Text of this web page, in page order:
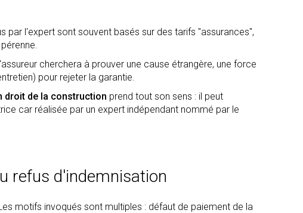
par l'expert sont souvent basés sur des tarifs "assurances",
cherchera à prouver une cause étrangère, une force
pour rejeter la garantie.
droit de la construction prend tout son sens : il peut
car réalisée par un expert indépendant nommé par le
refus d'indemnisation
motifs invoqués sont multiples : défaut de paiement de la